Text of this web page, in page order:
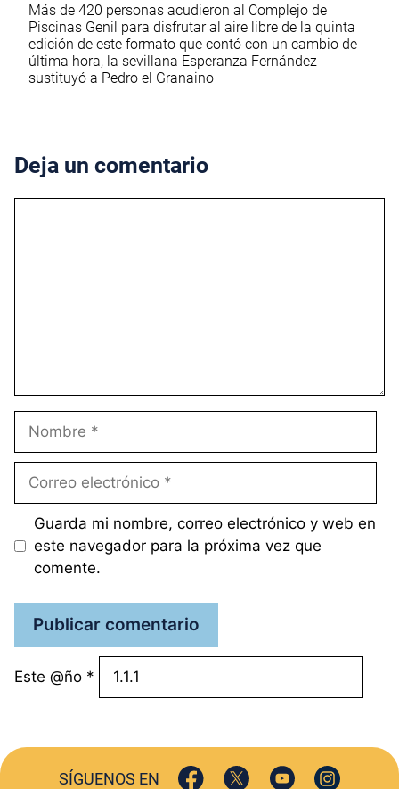
Más de 420 personas acudieron al Complejo de
Piscinas Genil para disfrutar al aire libre de la quinta
edición de este formato que contó con un cambio de
última hora, la sevillana Esperanza Fernández
sustituyó a Pedro el Granaino
Deja un comentario
Nombre
Correo
Guarda mi nombre, correo electrónico y web en
este navegador para la próxima vez que
comente.
Este @ño *
SÍGUENOS EN